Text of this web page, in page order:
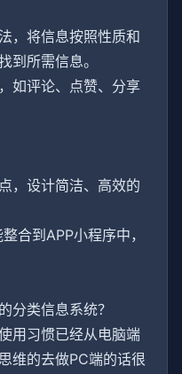
，将信息按照性质和
到所需信息。
如评论、点赞、分享
，设计简洁、高效的
合到APP小程序中，
分类信息系统？
用习惯已经从电脑端
维的去做PC端的话很